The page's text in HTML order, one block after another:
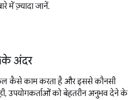
में ज़्यादा जानें.
के अंदर
कैसे काम करता है और इससे कौनसी
ही, उपयोगकर्ताओं को बेहतरीन अनुभव देने के